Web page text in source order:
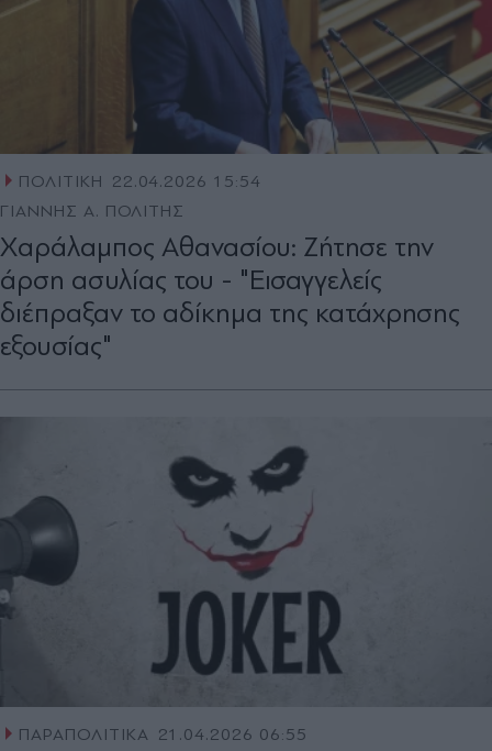
ΠΟΛΙΤΙΚΗ
22.04.2026 15:54
ΓΙΑΝΝΗΣ Α. ΠΟΛΙΤΗΣ
Χαράλαμπος Αθανασίου: Ζήτησε την
άρση ασυλίας του - "Εισαγγελείς
διέπραξαν το αδίκημα της κατάχρησης
εξουσίας"
ΠΑΡΑΠΟΛΙΤΙΚΑ 21.04.2026 06:55